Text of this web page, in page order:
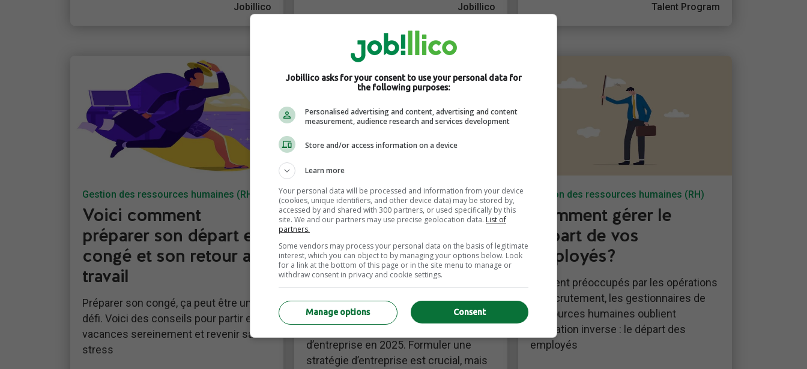
Jobillico Jobillico Talent Program
Gestion des ressources humaines (RH)
Voici comment
préparer son départ en
congé et son retour au
travail
Préparer son congé, ça peut être un vrai
défi. Voici des conseils pour partir en
vacances sereinement et revenir sans
stress
Gestion des ressources humaines (RH)
Les 7 façons dont les
RH contribuent à votre
stratégie d’entreprise
Atteignez vos objectifs d’entreprise et
créez un meilleur environnement de
travail en comprenant les 7 façons dont
d’entreprise en 2025. Formuler une
stratégie d’entreprise est crucial, mais
Gestion des ressources humaines (RH)
Comment gérer le
départ de vos
employés?
Souvent préoccupés par les opérations
de recrutement, les gestionnaires de
ressources humaines oublient
l’opération inverse : le départ des
employés
Jobillico asks for your consent to use your personal data for
the following purposes:
Personalised advertising and content, advertising and content
measurement, audience research and services development
Store and/or access information on a device
Learn more
Your personal data will be processed and information from your device
(cookies, unique identifiers, and other device data) may be stored by,
accessed by and shared with 300 partners, or used specifically by this
site. We and our partners may use precise geolocation data. List of
partners.
Some vendors may process your personal data on the basis of legitimate
interest, which you can object to by managing your options below. Look
for a link at the bottom of this page or in the site menu to manage or
withdraw consent in privacy and cookie settings.
Consent
Manage options